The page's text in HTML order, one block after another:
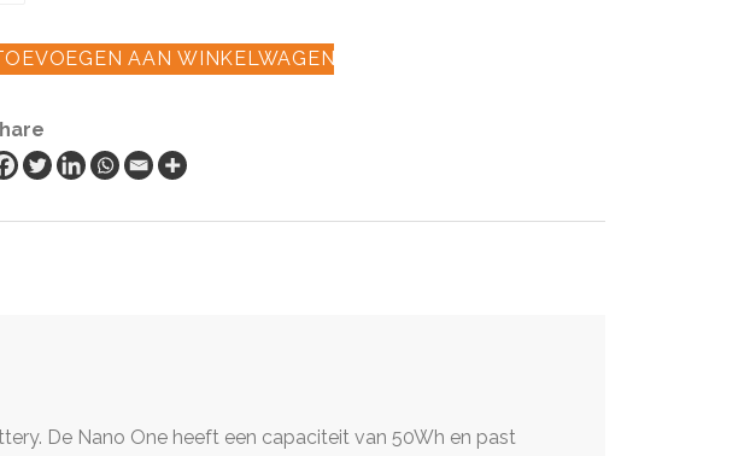
AAN WINKELWAGEN
De Nano One heeft een capaciteit van 50Wh en past